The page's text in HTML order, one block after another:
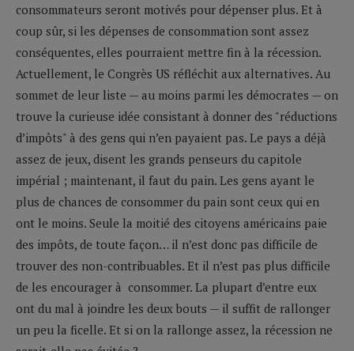
consommateurs seront motivés pour dépenser plus. Et à
coup sûr, si les dépenses de consommation sont assez
conséquentes, elles pourraient mettre fin à la récession.
Actuellement, le Congrès US réfléchit aux alternatives. Au
sommet de leur liste — au moins parmi les démocrates — on
trouve la curieuse idée consistant à donner des "réductions
d’impôts" à des gens qui n’en payaient pas. Le pays a déjà
assez de jeux, disent les grands penseurs du capitole
impérial ; maintenant, il faut du pain. Les gens ayant le
plus de chances de consommer du pain sont ceux qui en
ont le moins. Seule la moitié des citoyens américains paie
des impôts, de toute façon… il n’est donc pas difficile de
trouver des non-contribuables. Et il n’est pas plus difficile
de les encourager à consommer. La plupart d’entre eux
ont du mal à joindre les deux bouts — il suffit de rallonger
un peu la ficelle. Et si on la rallonge assez, la récession ne